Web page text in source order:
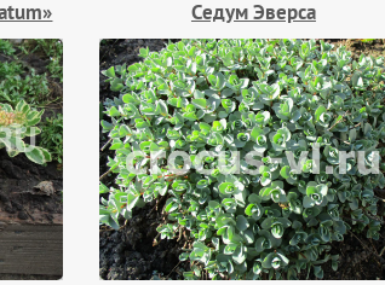
Седум Эверса